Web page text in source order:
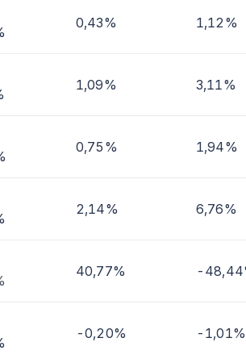
0,43% 1,12%
1,09% 3,11%
0,75% 1,94%
2,14% 6,76%
40,77% -
-0,20% -1,01%